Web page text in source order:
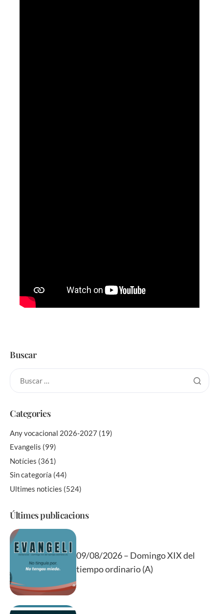
Buscar
Categories
Any vocacional 2026-2027 (19)
Evangelis (99)
Notícies (361)
Sin categoría (44)
Ultimes noticies (524)
Últimes publicacions
09/08/2026 – Domingo XIX del
tiempo ordinario (A)